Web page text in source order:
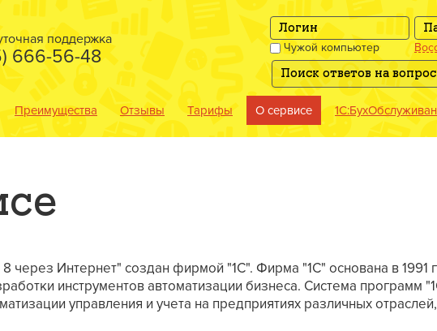
поддержка
666-56-48 Чужой компьютер
Преимущества Отзывы Тарифы О сервисе
через Интернет" создан фирмой "1С". Фирма "1С" основана в 1991
инструментов автоматизации бизнеса. Система программ
управления и учета на предприятиях различных